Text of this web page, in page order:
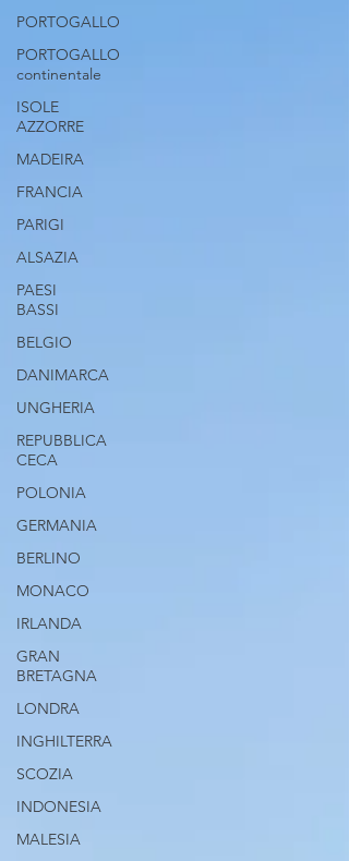
PORTOGALLO
PORTOGALLO
continentale
ISOLE
AZZORRE
MADEIRA
FRANCIA
PARIGI
ALSAZIA
PAESI
BASSI
BELGIO
DANIMARCA
UNGHERIA
REPUBBLICA
CECA
POLONIA
GERMANIA
BERLINO
MONACO
IRLANDA
GRAN
BRETAGNA
LONDRA
INGHILTERRA
SCOZIA
INDONESIA
MALESIA